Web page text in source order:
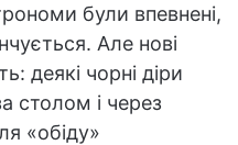
були впевнені,
Але нові
деякі чорні діри
столом і через
«обіду»